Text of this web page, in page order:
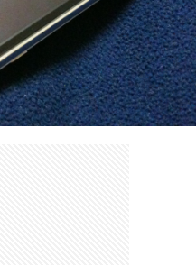
ト
散
歩
の
ブ
ロ